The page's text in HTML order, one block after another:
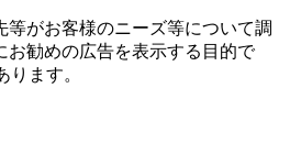
等がお客様のニーズ等について調
お勧めの広告を表⽰する⽬的で
ります。